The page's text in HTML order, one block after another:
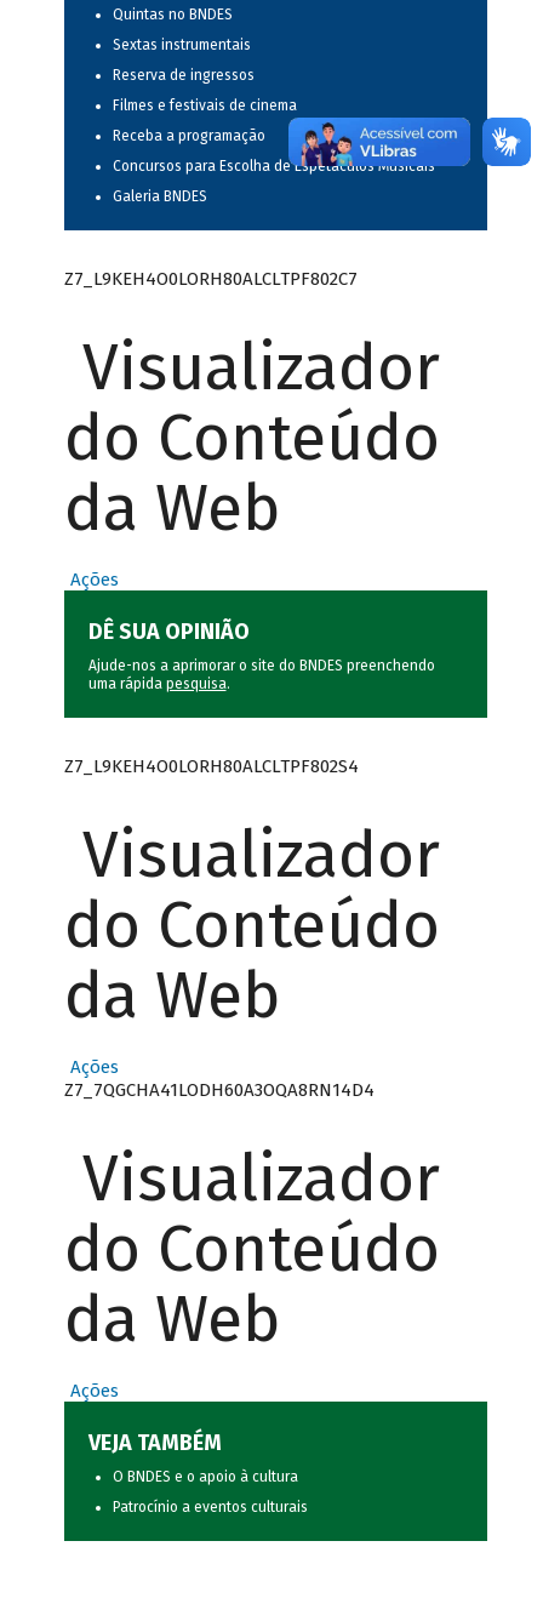
Quintas no BNDES
Sextas instrumentais
Reserva de ingressos
Filmes e festivais de cinema
Receba a programação
Concursos para Escolha de Espetáculos Musicais
Galeria BNDES
Z7_L9KEH4O0LORH80ALCLTPF802C7
Visualizador
do Conteúdo
da Web
Ações
DÊ SUA OPINIÃO
Ajude-nos a aprimorar o site do BNDES preenchendo
uma rápida pesquisa.
Z7_L9KEH4O0LORH80ALCLTPF802S4
Visualizador
do Conteúdo
da Web
Ações
Z7_7QGCHA41LODH60A3OQA8RN14D4
Visualizador
do Conteúdo
da Web
Ações
VEJA TAMBÉM
O BNDES e o apoio à cultura
Patrocínio a eventos culturais